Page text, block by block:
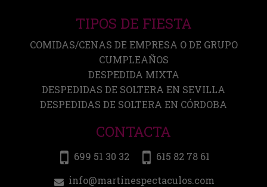
TIPOS DE FIESTA
COMIDAS/CENAS DE EMPRESA O DE GRUPO
CUMPLEAÑOS
DESPEDIDA MIXTA
DESPEDIDAS DE SOLTERA EN SEVILLA
DESPEDIDAS DE SOLTERA EN CÓRDOBA
CONTACTA
699 51 30 32
615 82 78 61
info@martinespectaculos.com